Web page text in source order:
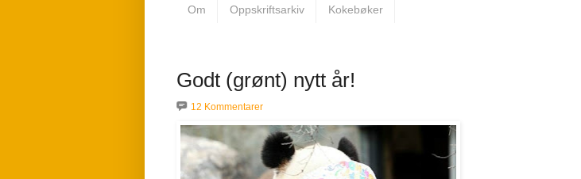
Om Oppskriftsarkiv Kokebøker
Godt (grønt) nytt år!
12 Kommentarer